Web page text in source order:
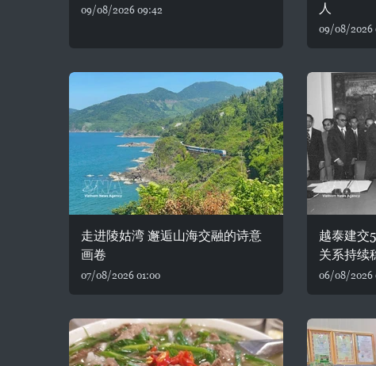
09/08/2026 09:42
人
09/08/2026
走进陵姑湾 邂逅山海交融的诗意
画卷
07/08/2026 01:00
越泰建交
关系持续
06/08/2026